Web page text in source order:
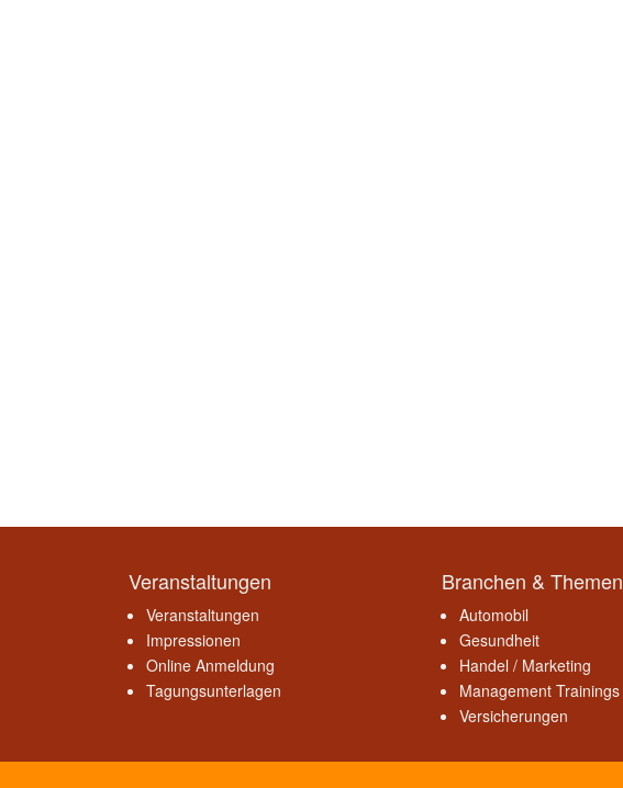
Veranstaltungen
Veranstaltungen
Impressionen
Online Anmeldung
Tagungsunterlagen
Branchen & Themen
Automobil
Gesundheit
Handel / Marketing
Management Trainings
Versicherungen